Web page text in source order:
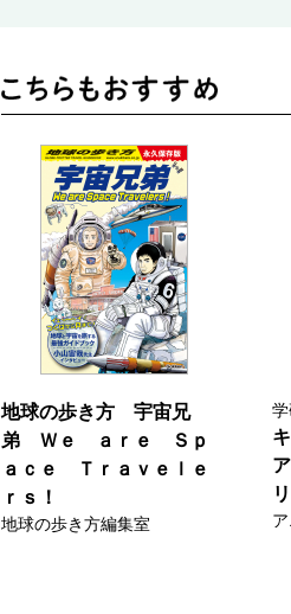
地球の歩き方 宇宙兄
弟 Ｗｅ ａｒｅ Ｓｐ
ａｃｅ Ｔｒａｖｅｌｅ
ｒｓ！
地球の歩き方編集室